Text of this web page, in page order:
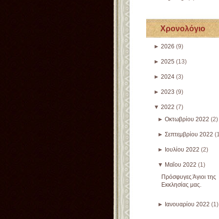
Χρονολόγιο
► 2026 (9)
► 2025 (13)
► 2024 (3)
► 2023 (9)
▼ 2022 (7)
► Οκτωβρίου 2022 (2)
► Σεπτεμβρίου 2022
► Ιουλίου 2022 (2)
▼ Μαΐου 2022 (1)
Πρόσφυγες Άγιοι της
Εκκλησίας μας.
► Ιανουαρίου 2022 (1)